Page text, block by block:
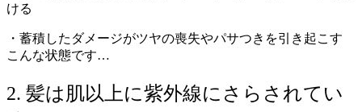
ける
・蓄積したダメージがツヤの喪失やパサつきを引き起こす
こんな状態です…
2. 髪は肌以上に紫外線にさらされてい